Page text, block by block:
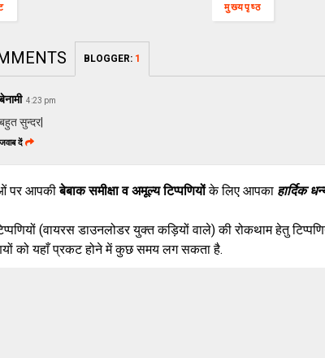
मुख्यपृष्ठ
BLOGGER: 1
बेनामी 4:23 pm
बहुत सुन्दर|
जवाब दें
पर आपकीबेबाक समीक्षा व अमूल्य टिप्पणियोंके लिए आपका हार्दिक
(वायरस डाउनलोडर युक्त कड़ियों वाले) की रोकथाम हेतु
को यहाँ प्रकट होने में कुछ समय लग सकता है.